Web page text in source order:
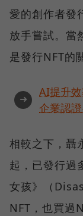
愛的創作者發
放手嘗試。當
是發行NFT的
➜
AI提升
企業認
相較之下，聶
起，已發行過
女孩》（
NFT，也買過